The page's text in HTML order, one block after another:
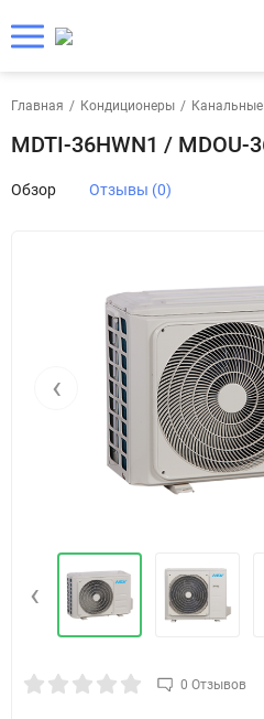
Главная / Кондиционеры /
MDTI-36HWN1 / MDOU-
Обзор Отзывы (0)
‹
‹
0 Отзывов